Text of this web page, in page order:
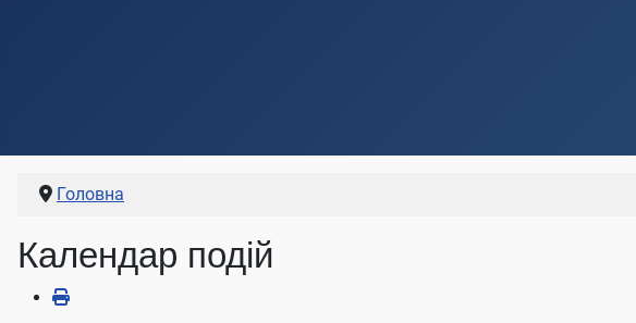
Головна
Календар подій